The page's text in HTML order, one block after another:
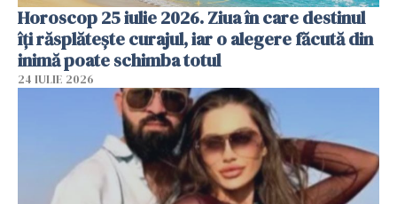
Horoscop 25 iulie 2026. Ziua în care destinul
îți răsplătește curajul, iar o alegere făcută din
inimă poate schimba totul
24 IULIE 2026